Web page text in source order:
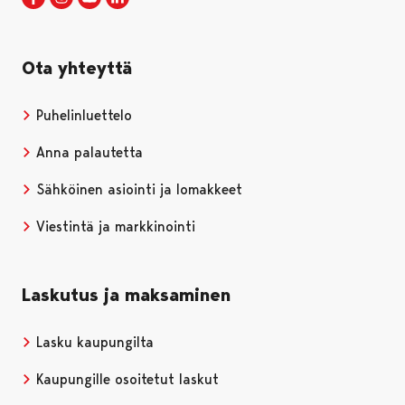
Ota yhteyttä
Puhelinluettelo
Anna palautetta
Sähköinen asiointi ja lomakkeet
Viestintä ja markkinointi
Laskutus ja maksaminen
Lasku kaupungilta
Kaupungille osoitetut laskut